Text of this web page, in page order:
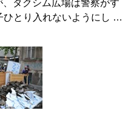
タクシム広場は警察がす
ひとり入れないようにし …